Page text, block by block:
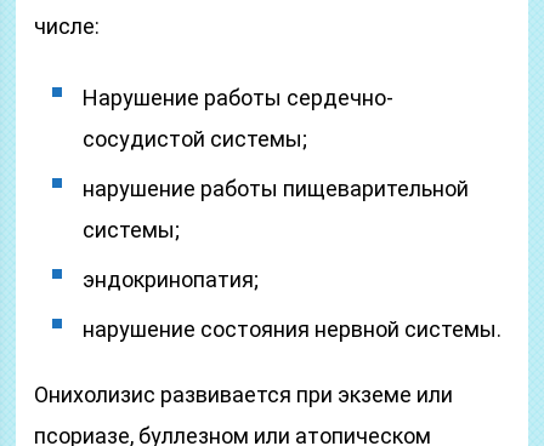
числе:
Нарушение работы сердечно-
сосудистой системы;
нарушение работы пищеварительной
системы;
эндокринопатия;
нарушение состояния нервной системы.
Онихолизис развивается при экземе или
псориазе, буллезном или атопическом